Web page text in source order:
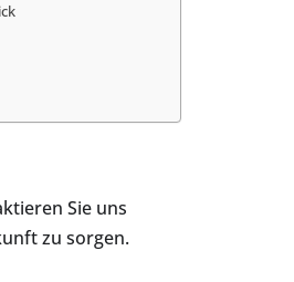
Sie uns
zu sorgen.